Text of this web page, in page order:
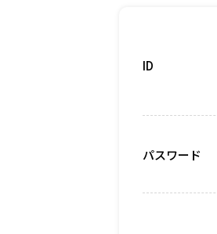
ID
パスワード